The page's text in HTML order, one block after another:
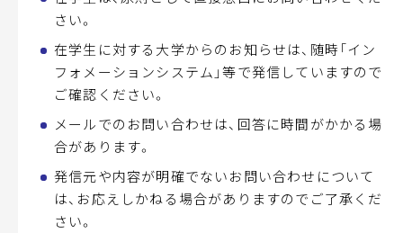
さい。
在学生に対する大学からのお知らせは、随時「イン
フォメーションシステム」等で発信していますので
ご確認ください。
メールでのお問い合わせは、回答に時間がかかる場
合があります。
発信元や内容が明確でないお問い合わせについて
は、お応えしかねる場合がありますのでご了承くだ
さい。